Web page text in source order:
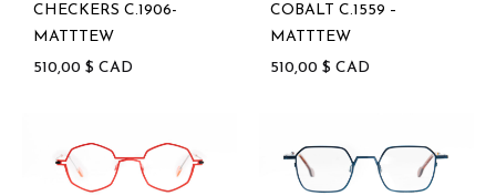
CHECKERS C.1906-
MATTTEW
510,00 $ CAD
COBALT C.1559 –
MATTTEW
510,00 $ CAD